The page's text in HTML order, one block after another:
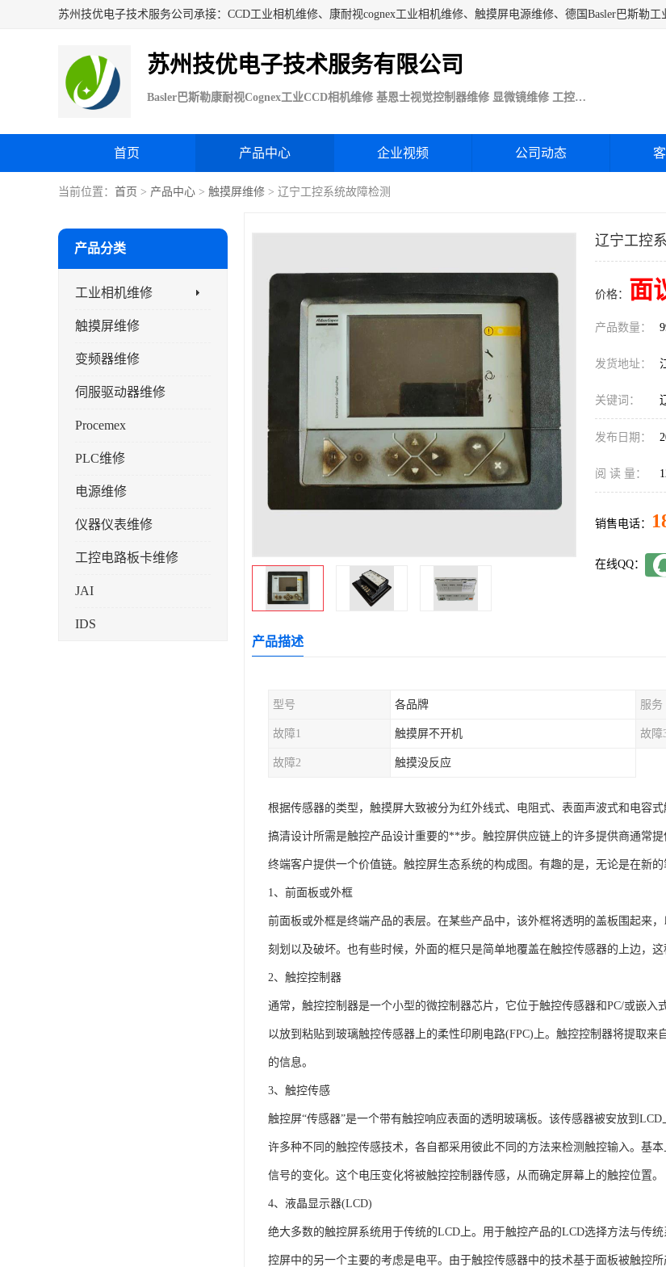
苏州技优电子技术服务有限公司
Basler巴斯勒康耐视Cognex工业CCD相机维修 基恩士视觉控制器维修 显微镜维修 工控触摸屏电源电路板维修
首页 产品中心 企业视频 公司动态
当前位置： 首页 > 产品中心 > 触摸屏维修 > 辽宁工控系统故障检测
产品分类
工业相机维修
触摸屏维修
变频器维修
伺服驱动器维修
Procemex
PLC维修
电源维修
仪器仪表维修
工控电路板卡维修
JAI
IDS
辽宁工控
价格： 面
产品数量：
发货地址：
关键词：
发布日期：
阅 读 量：
销售电话：
在线QQ：
产品描述
型号 各品牌 服务
故障1 触摸屏不开机 故障
故障2 触摸没反应
根据传感器的类型，触摸屏大致被分为红外线式、电阻式、表面声波式和电容式
搞清设计所需是触控产品设计重要的**步。触控屏供应链上的许多提供商通常
终端客户提供一个价值链。触控屏生态系统的构成图。有趣的是，无论是在新
1、前面板或外框
前面板或外框是终端产品的表层。在某些产品中，该外框将透明的盖板围起来
刻划以及破坏。也有些时候，外面的框只是简单地覆盖在触控传感器的上边，这
2、触控控制器
通常，触控控制器是一个小型的微控制器芯片，它位于触控传感器和PC/或嵌
以放到粘贴到玻璃触控传感器上的柔性印刷电路(FPC)上。触控控制器将提取
的信息。
3、触控传感
触控屏“传感器”是一个带有触控响应表面的透明玻璃板。该传感器被安放到
许多种不同的触控传感技术，各自都采用彼此不同的方法来检测触控输入。基
信号的变化。这个电压变化将被触控控制器传感，从而确定屏幕上的触控位置。
4、液晶显示器(LCD)
绝大多数的触控屏系统用于传统的LCD上。用于触控产品的LCD选择方法与传
控屏中的另一个主要的考虑是电平。由于触控传感器中的技术基于面板被触控